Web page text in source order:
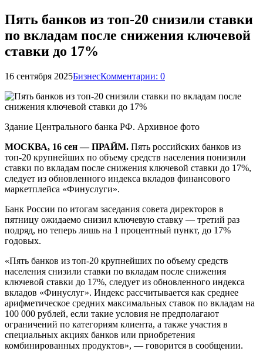
Пять банков из топ-20 снизили ставки
по вкладам после снижения ключевой
ставки до 17%
16 сентября 2025БизнесКомментарии: 0
Здание Центрального банка РФ. Архивное фото
МОСКВА, 16 сен — ПРАЙМ. Пять российских банков из
топ-20 крупнейших по объему средств населения понизили
ставки по вкладам после снижения ключевой ставки до 17%,
следует из обновленного индекса вкладов финансового
маркетплейса «Финуслуги».
Банк России по итогам заседания совета директоров в
пятницу ожидаемо снизил ключевую ставку — третий раз
подряд, но теперь лишь на 1 процентный пункт, до 17%
годовых.
«Пять банков из топ-20 крупнейших по объему средств
населения снизили ставки по вкладам после снижения
ключевой ставки до 17%, следует из обновленного индекса
вкладов «Финуслуг». Индекс рассчитывается как среднее
арифметическое средних максимальных ставок по вкладам на
100 000 рублей, если такие условия не предполагают
ограничений по категориям клиента, а также участия в
специальных акциях банков или приобретения
комбинированных продуктов», — говорится в сообщении.